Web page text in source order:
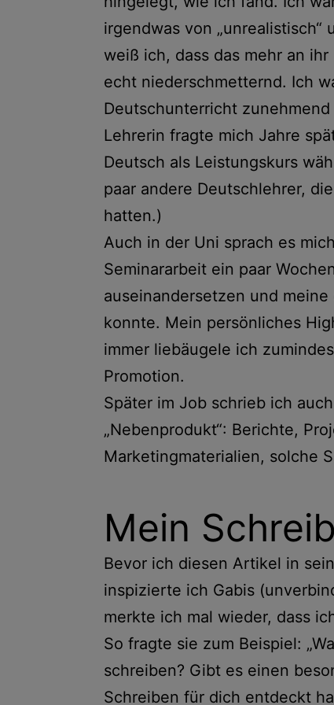
irgendwas von „unrealistisch“
weiß ich, dass das mehr an
echt niederschmetternd. Ich
Deutschunterricht
Lehrerin fragte mich Jahre
Deutsch als Leistungskurs
paar andere Deutschlehrer,
hatten.)
Auch in der Uni sprach es
Seminararbeit ein paar
auseinandersetzen und
konnte. Mein persönliches
immer liebäugele ich
Promotion.
Später im Job schrieb ich
„Nebenprodukt“: Berichte,
Marketingmaterialien, solche
Mein
Bevor ich diesen Artikel in
inspizierte ich Gabis
merkte ich mal wieder, dass
So fragte sie zum Beispiel:
schreiben? Gibt es einen
Schreiben für dich entdeckt